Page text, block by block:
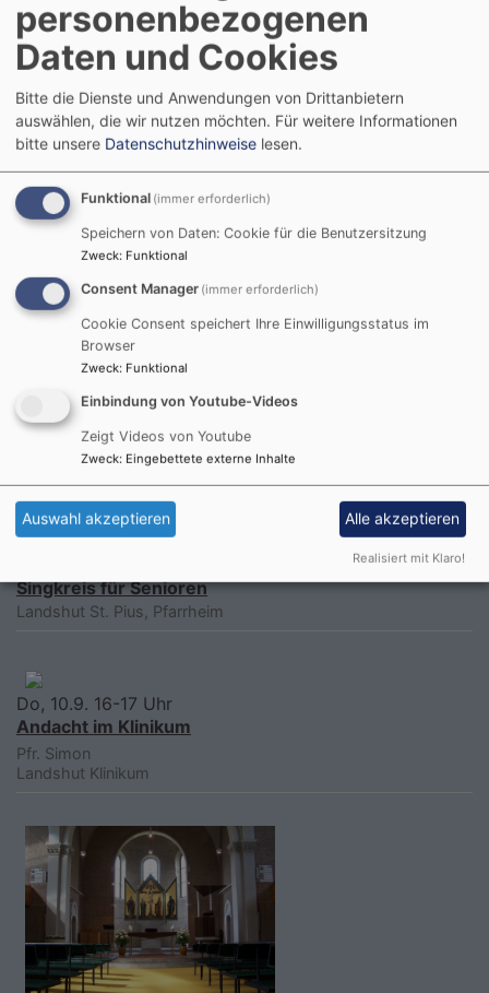
Landshut Matthäusstift
So, 6.9. 10-11 Uhr
Gottesdienst in der Christuskirche
Pfr. i.R. Dr. Matthias Flothow
Landshut
Singkreis für Senioren
Landshut St. Pius, Pfarrheim
Do, 10.9. 16-17 Uhr
Andacht im Klinikum
Pfr. Simon
Landshut Klinikum
personenbezogenen
Daten und Cookies
Bitte die Dienste und Anwendungen von Drittanbietern
auswählen, die wir nutzen möchten. Für weitere Informationen
bitte unsere Datenschutzhinweise lesen.
Funktional (immer erforderlich)
Speichern von Daten: Cookie für die Benutzersitzung
Zweck: Funktional
Consent Manager (immer erforderlich)
Cookie Consent speichert Ihre Einwilligungsstatus im
Browser
Zweck: Funktional
Einbindung von Youtube-Videos
Zeigt Videos von Youtube
Zweck: Eingebettete externe Inhalte
Auswahl akzeptieren Alle akzeptieren
Realisiert mit Klaro!